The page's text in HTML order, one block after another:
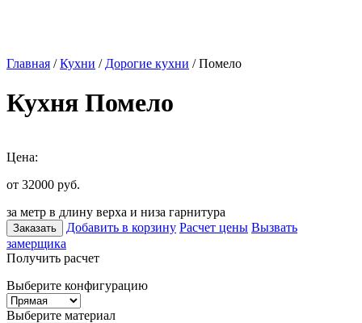
Главная /Кухни / Дорогие кухни / Помело
Кухня Помело
Цена:
от 32000 руб.
за метр в длину верха и низа гарнитура
Заказать Добавить в корзину Расчет цены Вызвать
замерщика
Получить расчет
Выберите конфигурацию
Выберите материал